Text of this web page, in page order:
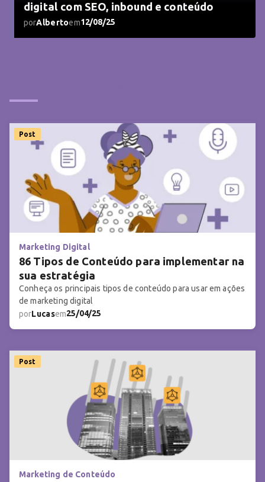
digital com SEO, inbound e conteúdo
porAlbertoem12/08/25
Marketing Digital
86 Tipos de Conteúdo para implementar na
sua estratégia
Conheça os principais tipos de conteúdo para usar em ações
de marketing digital
porLucasem25/04/25
Post
Marketing de Conteúdo
Post